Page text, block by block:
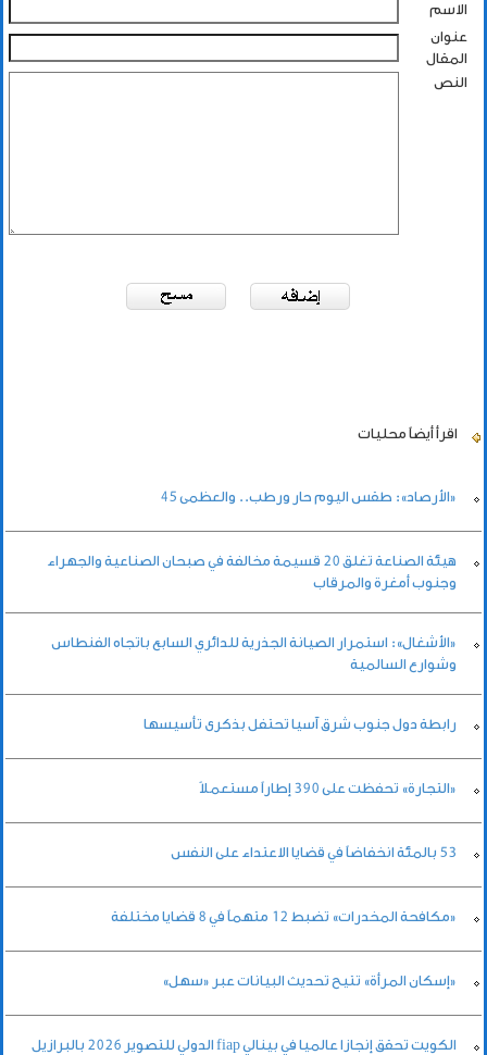
الاسم
عنوان
المقال
النص
اقرأ أيضاً محليات
«الأرصاد»: طقس اليوم حار ورطب.. والعظمى 45
هيئة الصناعة تغلق 20 قسيمة مخالفة في صبحان الصناعية والجهراء
وجنوب أمغرة والمرقاب
«الأشغال»: استمرار الصيانة الجذرية للدائري السابع باتجاه الفنطاس
وشوارع السالمية
رابطة دول جنوب شرق آسيا تحتفل بذكرى تأسيسها
«التجارة» تحفظت على 390 إطاراً مستعملاً
53 بالمئة انخفاضاً في قضايا الاعتداء على النفس
«مكافحة المخدرات» تضبط 12 متهماً في 8 قضايا مختلفة
«إسكان المرأة» تتيح تحديث البيانات عبر «سهل»
الكويت تحقق إنجازا عالميا في بينالي fiap الدولي للتصوير 2026 بالبرازيل